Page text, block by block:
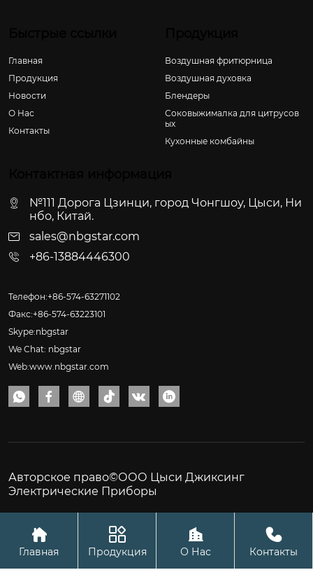
Главная
Продукция
Новости
О Hас
Контакты
Воздушная фритюрница
Воздушная духовка
Блендеры
Соковыжималка для цитрусов
ых
Кухонные комбайны
№111 Дорога Цзинци, город Чонгшоу, Цыси, Ни
нбо, Китай.
sales@nbgstar.com
+86-13884446300
Телефон:+86-574-63271102
Факс:+86-574-63223101
Skype:nbgstar
We Chat: nbgstar
Web:www.nbgstar.com
     
Авторское право©ООО Цыси Джиксинг
Электрические Приборы

Главная

Продукция

О Нас

Контакты